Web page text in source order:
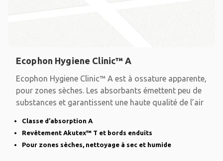
Ecophon Hygiene Clinic™ A
Ecophon Hygiene Clinic™ A est à ossature apparente,
pour zones sèches. Les absorbants émettent peu de
substances et garantissent une haute qualité de l’air
Classe d’absorption A
Revêtement Akutex™ T et bords enduits
Pour zones sèches, nettoyage à sec et humide